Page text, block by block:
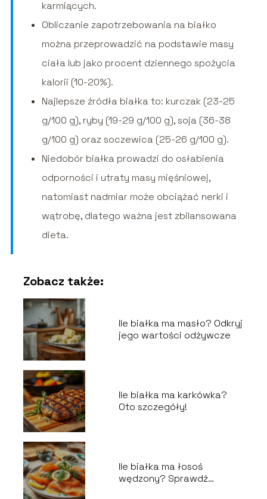
karmiących.
Obliczanie zapotrzebowania na białko
można przeprowadzić na podstawie masy
ciała lub jako procent dziennego spożycia
kalorii (10-20%).
Najlepsze źródła białka to: kurczak (23-25
g/100 g), ryby (19-29 g/100 g), soja (36-38
g/100 g) oraz soczewica (25-26 g/100 g).
Niedobór białka prowadzi do osłabienia
odporności i utraty masy mięśniowej,
natomiast nadmiar może obciążać nerki i
wątrobę, dlatego ważna jest zbilansowana
dieta.
Zobacz także:
Ile białka ma masło? Odkryj
jego wartości odżywcze
Ile białka ma karkówka?
Oto szczegóły!
Ile białka ma łosoś
wędzony? Sprawdź